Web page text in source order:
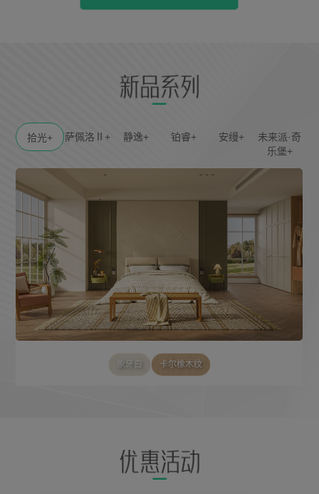
象牙白 卡尔橡木纹
摩卡胡桃 绯墨胡桃
绫罗绮布 隽逸茶金 瑾初核桃
鎏金月白 鎏金摩卡
流光编织纹米黄色 流光编织纹黑色
柔云粉 奶油黄 奶霜白
拾光+ 萨佩洛Ⅱ+ 静逸+ 铂睿+ 安缦+
未来派·奇
乐堡+